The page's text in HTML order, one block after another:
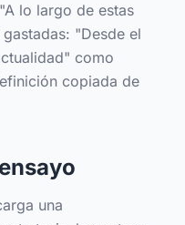
lo largo de estas
"Desde el
como
copiada de
una